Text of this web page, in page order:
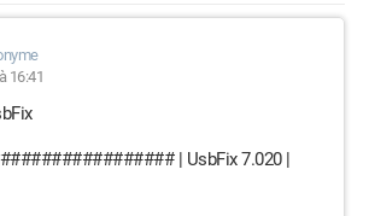
16:41
| UsbFix 7.020 |